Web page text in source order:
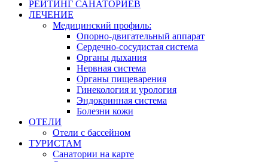
РЕЙТИНГ САНАТОРИЕВ
ЛЕЧЕНИЕ
Медицинский профиль:
Опорно-двигательный аппарат
Сердечно-сосудистая система
Органы дыхания
Нервная система
Органы пищеварения
Гинекология и урология
Эндокринная система
Болезни кожи
ОТЕЛИ
Отели с бассейном
ТУРИСТАМ
Санатории на карте